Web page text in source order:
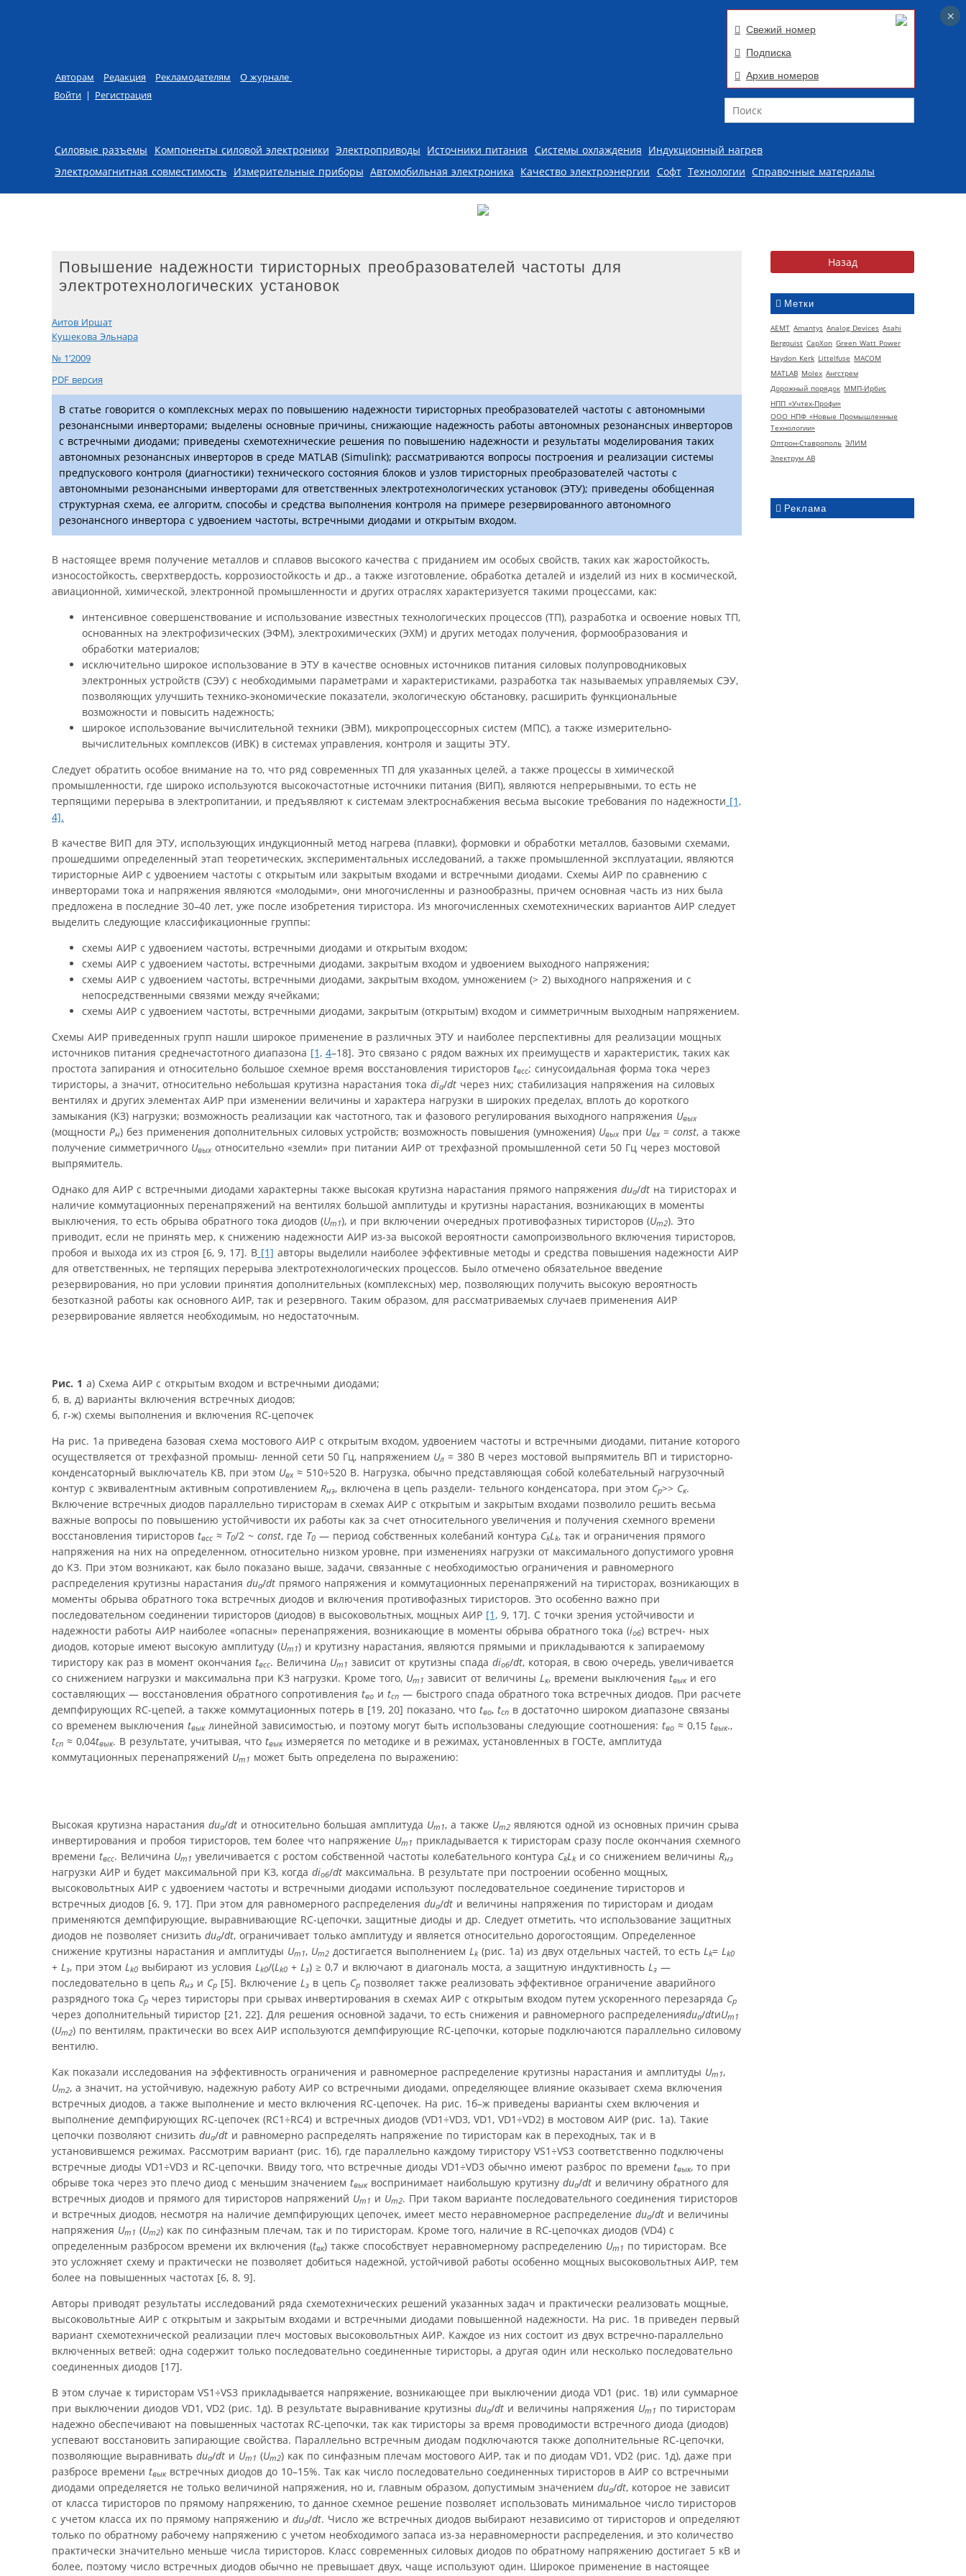
Авторам Редакция Рекламодателям
О журнале
Войти | Регистрация
Свежий номер
Подписка
Архив номеров
Поиск
Skip to content
Силовые разъемы Компоненты силовой электроники Электроприводы Источники питания Системы охлаждения Индукционный нагрев
Электромагнитная совместимость Измерительные приборы Автомобильная электроника Качество электроэнергии Софт Технологии Справочные материалы
Метки
AEMT Amantys Analog Devices Asahi
Bergquist CapXon Green Watt Power
Haydon Kerk Littelfuse MACOM
MATLAB Molex Ангстрем
Дорожный порядок ММП-Ирбис
НПП «Учтех-Профи»
ООО НПФ «Новые Промышленные
Технологии»
Оптрон-Ставрополь ЭЛИМ
Электрум АВ
Реклама
Повышение надежности тиристорных преобразователей частоты для
электротехнологических установок
Аитов Иршат
Кушекова Эльнара
№ 1’2009
PDF версия
В статье говорится о комплексных мерах по повышению надежности тиристорных преобразователей частоты с автономными
резонансными инверторами; выделены основные причины, снижающие надежность работы автономных резонансных инверторов
с встречными диодами; приведены схемотехнические решения по повышению надежности и результаты моделирования таких
автономных резонансных инверторов в среде MATLAB (Simulink); рассматриваются вопросы построения и реализации системы
предпускового контроля (диагностики) технического состояния блоков и узлов тиристорных преобразователей частоты с
автономными резонансными инверторами для ответственных электротехнологических установок (ЭТУ); приведены обобщенная
структурная схема, ее алгоритм, способы и средства выполнения контроля на примере резервированного автономного
резонансного инвертора с удвоением частоты, встречными диодами и открытым входом.
В настоящее время получение металлов и сплавов высокого качества с приданием им особых свойств, таких как жаростойкость,
износостойкость, сверхтвердость, коррозиостойкость и др., а также изготовление, обработка деталей и изделий из них в космической,
авиационной, химической, электронной промышленности и других отраслях характеризуется такими процессами, как:
интенсивное совершенствование и использование известных технологических процессов (ТП), разработка и освоение новых ТП,
основанных на электрофизических (ЭФМ), электрохимических (ЭХМ) и других методах получения, формообразования и
обработки материалов;
исключительно широкое использование в ЭТУ в качестве основных источников питания силовых полупроводниковых
электронных устройств (СЭУ) с необходимыми параметрами и характеристиками, разработка так называемых управляемых СЭУ,
позволяющих улучшить технико-экономические показатели, экологическую обстановку, расширить функциональные
возможности и повысить надежность;
широкое использование вычислительной техники (ЭВМ), микропроцессорных систем (МПС), а также измерительно-
вычислительных комплексов (ИВК) в системах управления, контроля и защиты ЭТУ.
Следует обратить особое внимание на то, что ряд современных ТП для указанных целей, а также процессы в химической
промышленности, где широко используются высокочастотные источники питания (ВИП), являются непрерывными, то есть не
терпящими перерыва в электропитании, и предъявляют к системам электроснабжения весьма высокие требования по надежности [1,
4].
В качестве ВИП для ЭТУ, использующих индукционный метод нагрева (плавки), формовки и обработки металлов, базовыми схемами,
прошедшими определенный этап теоретических, экспериментальных исследований, а также промышленной эксплуатации, являются
тиристорные АИР с удвоением частоты с открытым или закрытым входами и встречными диодами. Схемы АИР по сравнению с
инверторами тока и напряжения являются «молодыми», они многочисленны и разнообразны, причем основная часть из них была
предложена в последние 30–40 лет, уже после изобретения тиристора. Из многочисленных схемотехнических вариантов АИР следует
выделить следующие классификационные группы:
схемы АИР с удвоением частоты, встречными диодами и открытым входом;
схемы АИР с удвоением частоты, встречными диодами, закрытым входом и удвоением выходного напряжения;
схемы АИР с удвоением частоты, встречными диодами, закрытым входом, умножением (> 2) выходного напряжения и с
непосредственными связями между ячейками;
схемы АИР с удвоением частоты, встречными диодами, закрытым (открытым) входом и симметричным выходным напряжением.
Схемы АИР приведенных групп нашли широкое применение в различных ЭТУ и наиболее перспективны для реализации мощных
источников питания среднечастотного диапазона [1, 4–18]. Это связано с рядом важных их преимуществ и характеристик, таких как
простота запирания и относительно большое схемное время восстановления тиристоров tвсс; синусоидальная форма тока через
тиристоры, а значит, относительно небольшая крутизна нарастания тока dia/dt через них; стабилизация напряжения на силовых
вентилях и других элементах АИР при изменении величины и характера нагрузки в широких пределах, вплоть до короткого
замыкания (КЗ) нагрузки; возможность реализации как частотного, так и фазового регулирования выходного напряжения Uвых
(мощности Pн) без применения дополнительных силовых устройств; возможность повышения (умножения) Uвыхпри Uвх= const, а также
получение симметричного Uвыхотносительно «земли» при питании АИР от трехфазной промышленной сети 50 Гц через мостовой
выпрямитель.
Однако для АИР с встречными диодами характерны также высокая крутизна нарастания прямого напряжения dua/dt на тиристорах и
наличие коммутационных перенапряжений на вентилях большой амплитуды и крутизны нарастания, возникающих в моменты
выключения, то есть обрыва обратного тока диодов (Um1), и при включении очередных противофазных тиристоров (Um2). Это
приводит, если не принять мер, к снижению надежности АИР из-за высокой вероятности самопроизвольного включения тиристоров,
пробоя и выхода их из строя [6, 9, 17]. В [1] авторы выделили наиболее эффективные методы и средства повышения надежности АИР
для ответственных, не терпящих перерыва электротехнологических процессов. Было отмечено обязательное введение
резервирования, но при условии принятия дополнительных (комплексных) мер, позволяющих получить высокую вероятность
безотказной работы как основного АИР, так и резервного. Таким образом, для рассматриваемых случаев применения АИР
резервирование является необходимым, но недостаточным.
Рис. 1 а) Схема АИР с открытым входом и встречными диодами;
б, в, д) варианты включения встречных диодов;
б, г-ж) схемы выполнения и включения RC-цепочек
На рис. 1а приведена базовая схема мостового АИР с открытым входом, удвоением частоты и встречными диодами, питание которого
осуществляется от трехфазной промыш- ленной сети 50 Гц, напряжением Uл = 380 В через мостовой выпрямитель ВП и тиристорно-
конденсаторный выключатель КВ, при этом Uвх≈ 510÷520 В. Нагрузка, обычно представляющая собой колебательный нагрузочный
контур с эквивалентным активным сопротивлением Rнэ, включена в цепь раздели- тельного конденсатора, при этом Cр>> Ск.
Включение встречных диодов параллельно тиристорам в схемах АИР с открытым и закрытым входами позволило решить весьма
важные вопросы по повышению устойчивости их работы как за счет относительного увеличения и получения схемного времени
восстановления тиристоров tвсс ≈ T0/2 ~ const, где T0 — период собственных колебаний контура CkL k, так и ограничения прямого
напряжения на них на определенном, относительно низком уровне, при изменениях нагрузки от максимального допустимого уровня
до КЗ. При этом возникают, как было показано выше, задачи, связанные с необходимостью ограничения и равномерного
распределения крутизны нарастания dua/dt прямого напряжения и коммутационных перенапряжений на тиристорах, возникающих в
моменты обрыва обратного тока встречных диодов и включения противофазных тиристоров. Это особенно важно при
последовательном соединении тиристоров (диодов) в высоковольтных, мощных АИР [1, 9, 17]. С точки зрения устойчивости и
надежности работы АИР наиболее «опасны» перенапряжения, возникающие в моменты обрыва обратного тока (iоб) встреч- ных
диодов, которые имеют высокую амплитуду (Um1) и крутизну нарастания, являются прямыми и прикладываются к запираемому
тиристору как раз в момент окончания tвсс. Величина Um1 зависит от крутизны спада diоб/dt, которая, в свою очередь, увеличивается
со снижением нагрузки и максимальна при КЗ нагрузки. Кроме того, Um1 зависит от величины L к, времени выключения tвыки его
составляющих — восстановления обратного сопротивления tво и tсп — быстрого спада обратного тока встречных диодов. При расчете
демпфирующих RC-цепей, а также коммутационных потерь в [19, 20] показано, что tво, tсп в достаточно широком диапазоне связаны
со временем выключения tвыклинейной зависимостью, и поэтому могут быть использованы следующие соотношения: tво ≈ 0,15 tвык.,
tсп ≈ 0,04tвык. В результате, учитывая, что tвыкизмеряется по методике и в режимах, установленных в ГОСТе, амплитуда
коммутационных перенапряжений Um1 может быть определена по выражению:
Высокая крутизна нарастания dua/dt и относительно большая амплитуда Um1, а также Um2 являются одной из основных причин срыва
инвертирования и пробоя тиристоров, тем более что напряжение Um1 прикладывается к тиристорам сразу после окончания схемного
времени tвсс. Величина Um1 увеличивается с ростом собственной частоты колебательного контура CkL kи со снижением величины Rнэ
нагрузки АИР и будет максимальной при КЗ, когда diоб/dt максимальна. В результате при построении особенно мощных,
высоковольтных АИР с удвоением частоты и встречными диодами используют последовательное соединение тиристоров и
встречных диодов [6, 9, 17]. При этом для равномерного распределения dua/dt и величины напряжения по тиристорам и диодам
применяются демпфирующие, выравнивающие RC-цепочки, защитные диоды и др. Следует отметить, что использование защитных
диодов не позволяет снизить dua/dt, ограничивает только амплитуду и является относительно дорогостоящим. Определенное
снижение крутизны нарастания и амплитуды Um1, Um2 достигается выполнением L k(рис. 1а) из двух отдельных частей, то есть L k= L k0
+ L з, при этом L k0 выбирают из условия L k0/(L k0 + L з) ≥ 0,7 и включают в диагональ моста, а защитную индуктивность L з —
последовательно в цепь Rнэ и Cp [5]. Включение L з в цепь Cp позволяет также реализовать эффективное ограничение аварийного
разрядного тока Cp через тиристоры при срывах инвертирования в схемах АИР с открытым входом путем ускоренного перезаряда Cp
через дополнительный тиристор [21, 22]. Для решения основной задачи, то есть снижения и равномерного распределенияdua/dtиUm1
(Um2) по вентилям, практически во всех АИР используются демпфирующие RC-цепочки, которые подключаются параллельно силовому
вентилю.
Как показали исследования на эффективность ограничения и равномерное распределение крутизны нарастания и амплитуды Um1,
Um2, а значит, на устойчивую, надежную работу АИР со встречными диодами, определяющее влияние оказывает схема включения
встречных диодов, а также выполнение и место включения RC-цепочек. На рис. 1б–ж приведены варианты схем включения и
выполнение демпфирующих RC-цепочек (RC1÷RC4) и встречных диодов (VD1÷VD3, VD1, VD1÷VD2) в мостовом АИР (рис. 1а). Такие
цепочки позволяют снизить dua/dt и равномерно распределять напряжение по тиристорам как в переходных, так и в
установившемся режимах. Рассмотрим вариант (рис. 1б), где параллельно каждому тиристору VS1÷VS3 соответственно подключены
встречные диоды VD1÷VD3 и RC-цепочки. Ввиду того, что встречные диоды VD1÷VD3 обычно имеют разброс по времени tвык, то при
обрыве тока через это плечо диод с меньшим значением tвыквоспринимает наибольшую крутизну dua/dt и величину обратного для
встречных диодов и прямого для тиристоров напряжений Um1 и Um2. При таком варианте последовательного соединения тиристоров
и встречных диодов, несмотря на наличие демпфирующих цепочек, имеет место неравномерное распределение dua/dt и величины
напряжения Um1 (Um2) как по синфазным плечам, так и по тиристорам. Кроме того, наличие в RC-цепочках диодов (VD4) с
определенным разбросом времени их включения (tвк) также способствует неравномерному распределению Um1 по тиристорам. Все
это усложняет схему и практически не позволяет добиться надежной, устойчивой работы особенно мощных высоковольтных АИР, тем
более на повышенных частотах [6, 8, 9].
Авторы приводят результаты исследований ряда схемотехнических решений указанных задач и практически реализовать мощные,
высоковольтные АИР с открытым и закрытым входами и встречными диодами повышенной надежности. На рис. 1в приведен первый
вариант схемотехнической реализации плеч мостовых высоковольтных АИР. Каждое из них состоит из двух встречно-параллельно
включенных ветвей: одна содержит только последовательно соединенные тиристоры, а другая один или несколько последовательно
соединенных диодов [17].
В этом случае к тиристорам VS1÷VS3 прикладывается напряжение, возникающее при выключении диода VD1 (рис. 1в) или суммарное
при выключении диодов VD1, VD2 (рис. 1д). В результате выравнивание крутизны dua/dt и величины напряжения Um1 по тиристорам
надежно обеспечивают на повышенных частотах RC-цепочки, так как тиристоры за время проводимости встречного диода (диодов)
успевают восстановить запирающие свойства. Параллельно встречным диодам подключаются также дополнительные RC-цепочки,
позволяющие выравнивать dua/dt и Um1 (Um2) как по синфазным плечам мостового АИР, так и по диодам VD1, VD2 (рис. 1д), даже при
разбросе времени tвыквстречных диодов до 10–15%. Так как число последовательно соединенных тиристоров в АИР со встречными
диодами определяется не только величиной напряжения, но и, главным образом, допустимым значением dua/dt, которое не зависит
от класса тиристоров по прямому напряжению, то данное схемное решение позволяет использовать минимальное число тиристоров
с учетом класса их по прямому напряжению и dua/dt. Число же встречных диодов выбирают независимо от тиристоров и определяют
только по обратному рабочему напряжению с учетом необходимого запаса из-за неравномерности распределения, и это количество
практически значительно меньше числа тиристоров. Класс современных силовых диодов по обратному напряжению достигает 5 кВ и
более, поэтому число встречных диодов обычно не превышает двух, чаще используют один. Широкое применение в настоящее
×
×